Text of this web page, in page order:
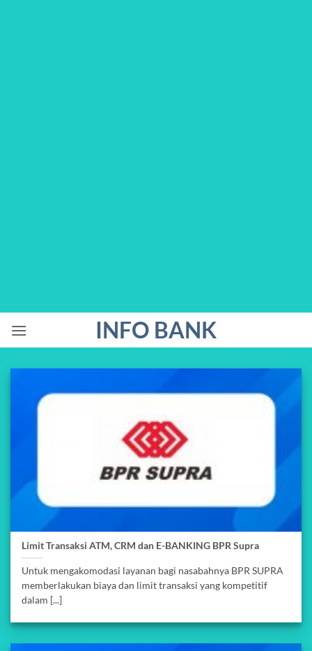
INFO BANK
Limit Transaksi ATM, CRM dan E-BANKING BPR Supra
Untuk mengakomodasi layanan bagi nasabahnya BPR SUPRA
memberlakukan biaya dan limit transaksi yang kompetitif
dalam [...]